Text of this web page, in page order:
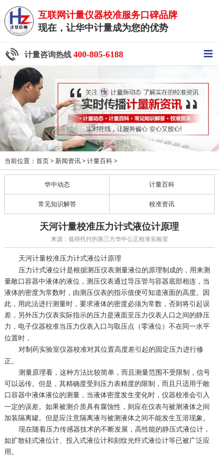
互联网计量仪器校准服务口碑品牌
现在，让华中计量成为您的优势
计量咨询热线 400-805-6188
当前位置： 首页> 新闻资讯> 计量百科>
华中动态 计量百科
常见知识解答 校准资讯
天河计量校准压力计式液位计原理
来源：值得托付的第三方华中公正校准实验室
天河计量校准压力计式液位计原理
压力计式液位计是根据测压仪表测量液位的原理制成的，用来测
量敞口容器中液体的液位，测压仪表通过导压管与容器底部相连，当
液体的密度为常数时，由测压仪表的指示值便可知道液面的高度。因
此，用此法进行测量时，要求液体的密度必须为常数，否则将引起误
差，另外压力仪表实际指示的压力是液面至压力仪表人口之间的静压
力， 电子仪器校准当压力仪表入口与取压点（零液位）不在同一水平
位置时，
对制药实验室仪器校准对其位置高度差引起的固定压力进行修
正。
测量原理看，这种方法比较简单，而且测量范围不受限制，信号
可以远传。但是，其精确度受到压力表精度的限制，而且只适用于敞
口容器中液体液位的测量，当液体密度发生变化时， 仪器校准会引入
一定的误差。如果被测介质具有腐蚀性，则应在仪表与被测液体之间
加装隔离罐。但是应注意隔离液与被测液体之间不能发生互溶现象。
现在随着压力传感器技术的不断发展，高性能的静压式液位计，
如扩散硅式液位计、投入式液位计和刻纹光纤式液位计等已被广泛应
用。